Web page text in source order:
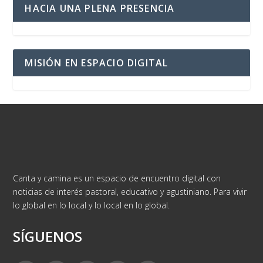
HACIA UNA PLENA PRESENCIA
MISIÓN EN ESPACIO DIGITAL
Canta y camina es un espacio de encuentro digital con
noticias de interés pastoral, educativo y agustiniano. Para vivir
lo global en lo local y lo local en lo global.
SÍGUENOS